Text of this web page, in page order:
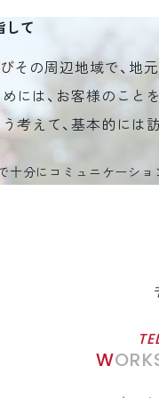
して
その周辺地域で、
には、お客様のこと
考えて、基本的に
分にコミュニケーショ